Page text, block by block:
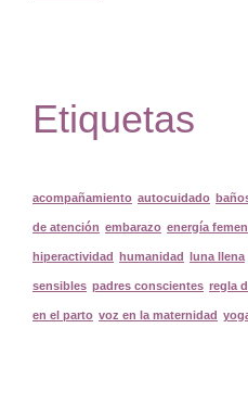
Etiquetas
acompañamiento autocuidado
de atención embarazo energía
hiperactividad humanidad luna llena
sensibles padres conscientes regla
en el parto voz en la maternidad